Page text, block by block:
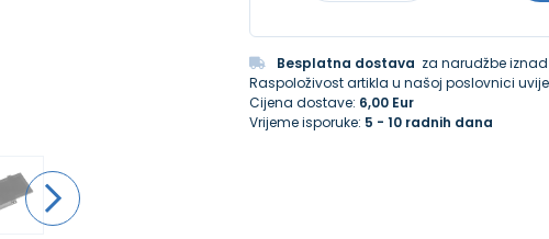
Besplatna dostava za narudžbe
Raspoloživost artikla u našoj poslovnici
Cijena dostave: 6,00 Eur
Vrijeme isporuke: 5 - 10 radnih dana